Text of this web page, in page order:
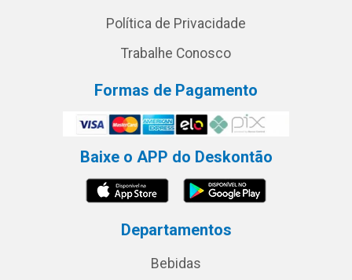
Política de Privacidade
Trabalhe Conosco
Formas de Pagamento
Baixe o APP do Deskontão
Departamentos
Bebidas